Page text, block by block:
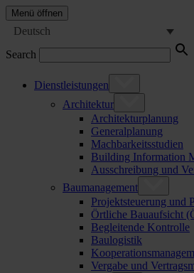
Menü öffnen
Deutsch
Search
Dienstleistungen
Architektur
Architekturplanung
Generalplanung
Machbarkeitsstudien
Building Information
Ausschreibung und
Baumanagement
Projektsteuerung und
Örtliche Bauaufsicht
Begleitende Kontrolle
Baulogistik
Vergabe und